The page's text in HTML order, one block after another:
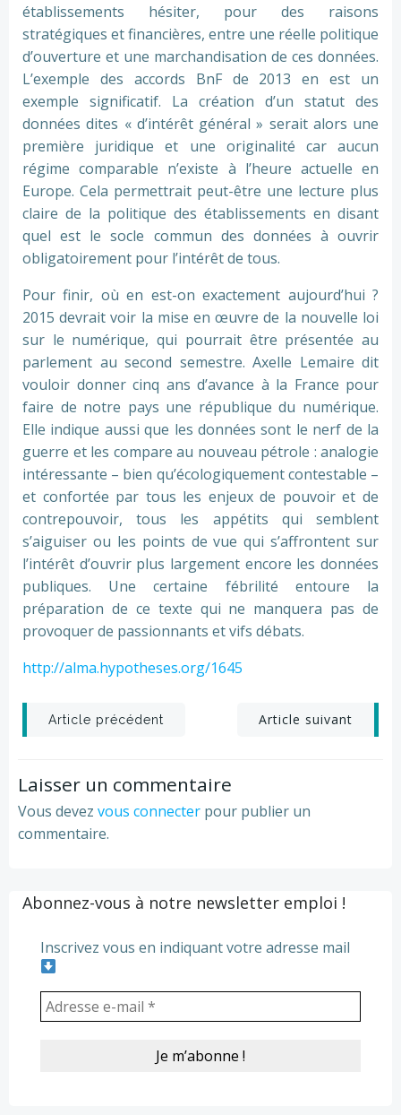
établissements hésiter, pour des raisons
stratégiques et financières, entre une réelle politique
d’ouverture et une marchandisation de ces données.
L’exemple des accords BnF de 2013 en est un
exemple significatif. La création d’un statut des
données dites « d’intérêt général » serait alors une
première juridique et une originalité car aucun
régime comparable n’existe à l’heure actuelle en
Europe. Cela permettrait peut-être une lecture plus
claire de la politique des établissements en disant
quel est le socle commun des données à ouvrir
obligatoirement pour l’intérêt de tous.
Pour finir, où en est-on exactement aujourd’hui ?
2015 devrait voir la mise en œuvre de la nouvelle loi
sur le numérique, qui pourrait être présentée au
parlement au second semestre. Axelle Lemaire dit
vouloir donner cinq ans d’avance à la France pour
faire de notre pays une république du numérique.
Elle indique aussi que les données sont le nerf de la
guerre et les compare au nouveau pétrole : analogie
intéressante – bien qu’écologiquement contestable –
et confortée par tous les enjeux de pouvoir et de
contrepouvoir, tous les appétits qui semblent
s’aiguiser ou les points de vue qui s’affrontent sur
l’intérêt d’ouvrir plus largement encore les données
publiques. Une certaine fébrilité entoure la
préparation de ce texte qui ne manquera pas de
provoquer de passionnants et vifs débats.
http://alma.hypotheses.org/1645
Post
navigation
Article précédent
Post
navigation
Article suivant
Laisser un commentaire
Vous devez vous connecter pour publier un
commentaire.
Abonnez-vous à notre newsletter emploi !
Inscrivez vous en indiquant votre adresse mail